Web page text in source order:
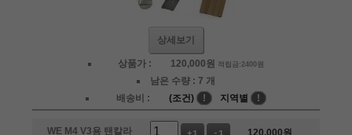
상세보기
상품가 : 120,000원 적립금:2400원
남은 수량 :7 개
배송비 :
(조건) ! 지역별 !
WE M4 V3용 탠칼라
+1 -1 120,000원